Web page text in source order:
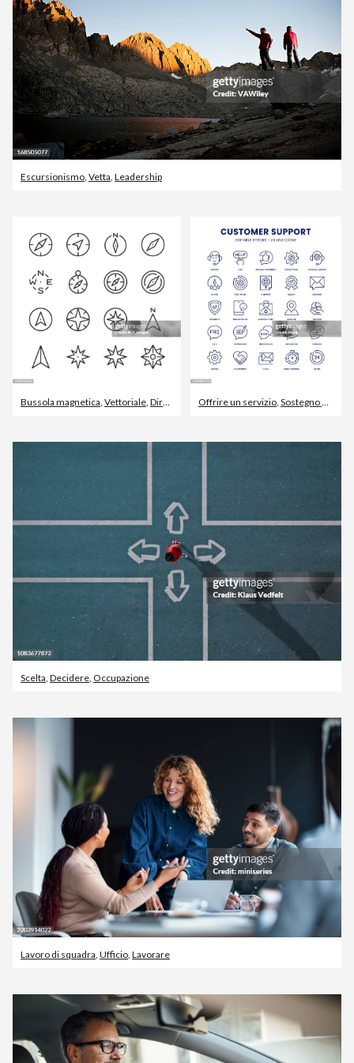
Escursionismo, Vetta, Leadership
Bussola magnetica, Vettoriale, Direzione Offrire un servizio, Sostegno morale
Scelta, Decidere, Occupazione
Lavoro di squadra Ufficio Lavorare